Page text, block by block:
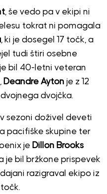
, še vedo pa v ekipi ni
tokrat ni pomagala
, ki je dosegel 17 točk, a
tudi štiri osebne
bil 40-letni veteran
Deandre Ayton je z 12
dvojčka.
sezoni doživel deveti
pacifiške skupine ter
je Dillon Brooks
je bil bržkone prispevek
razigraval ekipo iz